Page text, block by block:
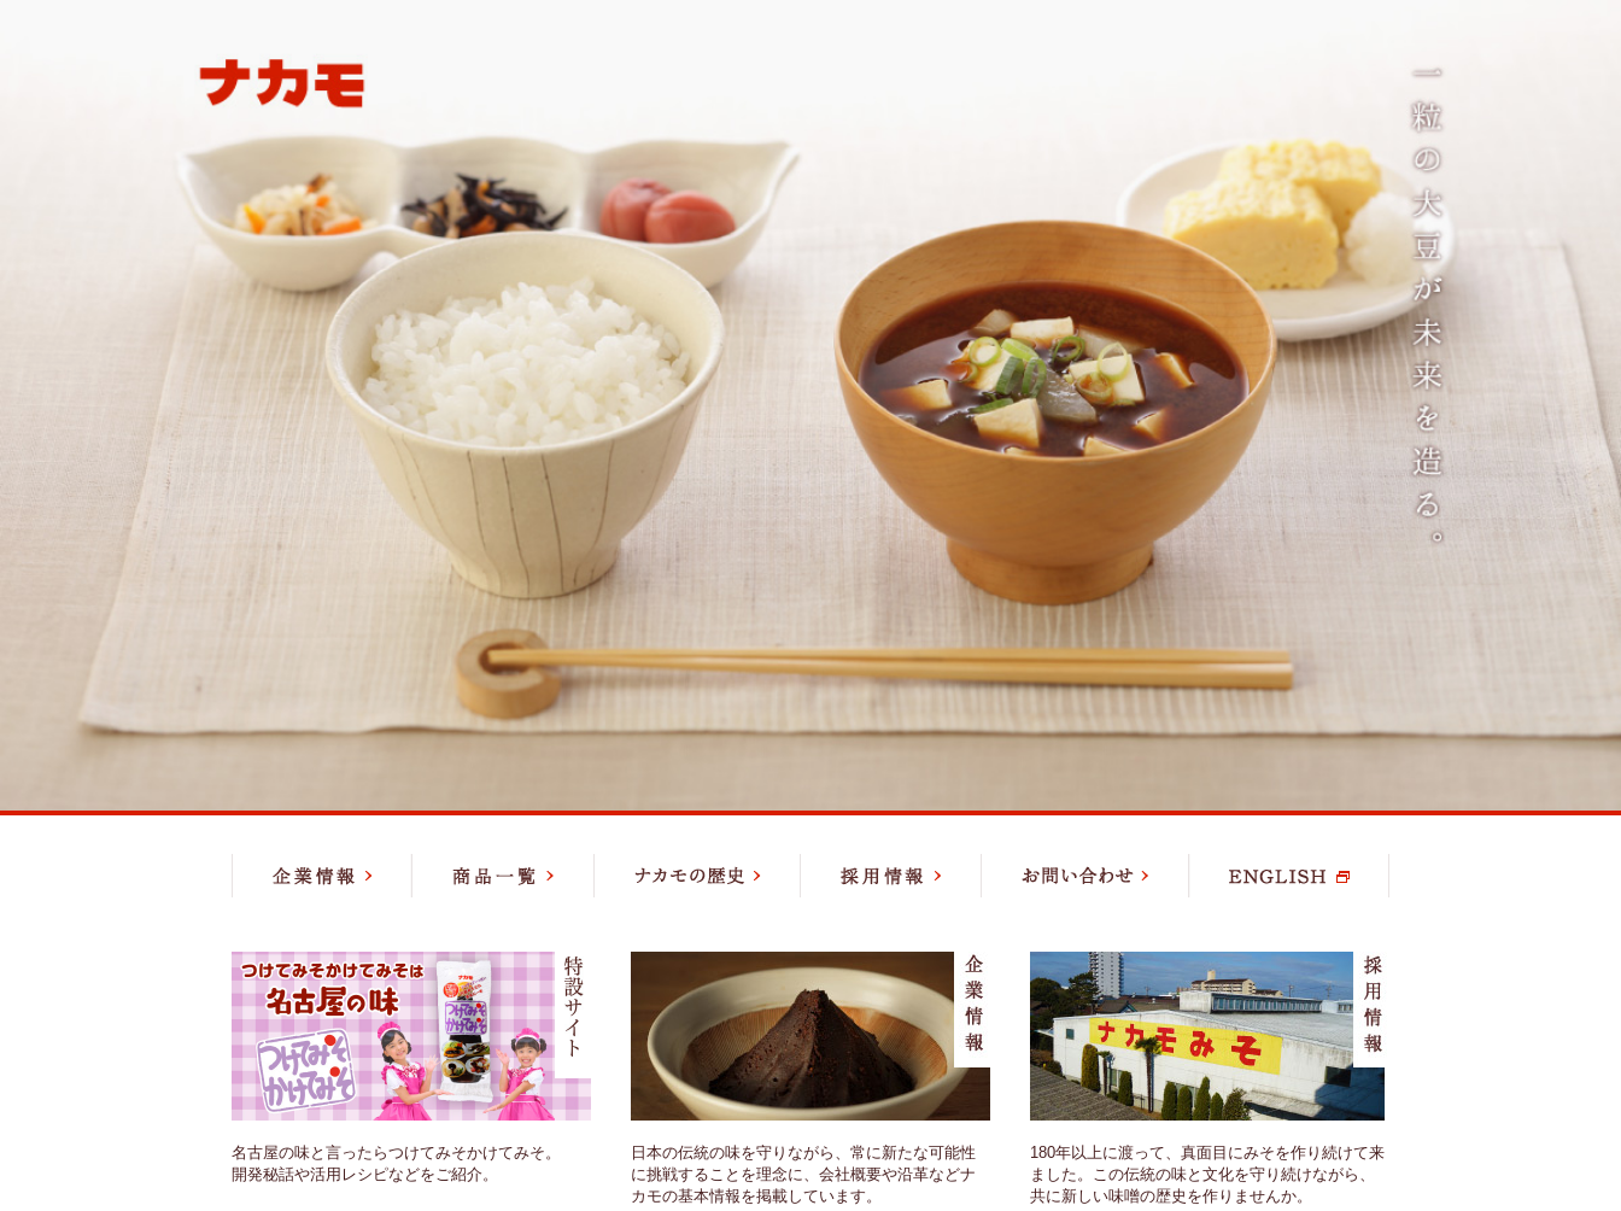
名古屋の味と言ったらつけてみそかけてみそ。
開発秘話や活用レシピなどをご紹介。
日本の伝統の味を守りながら、常に新たな可能性
に挑戦することを理念に、会社概要や沿革などナ
カモの基本情報を掲載しています。
180年以上に渡って、真面目にみそを作り続けて来
ました。この伝統の味と文化を守り続けながら、
共に新しい味噌の歴史を作りませんか。